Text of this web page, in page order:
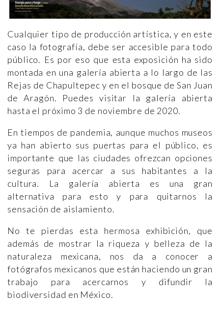
Cualquier tipo de producción artística, y en este
caso la fotografía, debe ser accesible para todo
público. Es por eso que esta exposición ha sido
montada en una galería abierta a lo largo de las
Rejas de Chapultepec y en el bosque de San Juan
de Aragón. Puedes visitar la galería abierta
hasta el próximo 3 de noviembre de 2020.
En tiempos de pandemia, aunque muchos museos
ya han abierto sus puertas para el público, es
importante que las ciudades ofrezcan opciones
seguras para acercar a sus habitantes a la
cultura. La galería abierta es una gran
alternativa para esto y para quitarnos la
sensación de aislamiento.
No te pierdas esta hermosa exhibición, que
además de mostrar la riqueza y belleza de la
naturaleza mexicana, nos da a conocer a
fotógrafos mexicanos que están haciendo un gran
trabajo para acercarnos y difundir la
biodiversidad en México.